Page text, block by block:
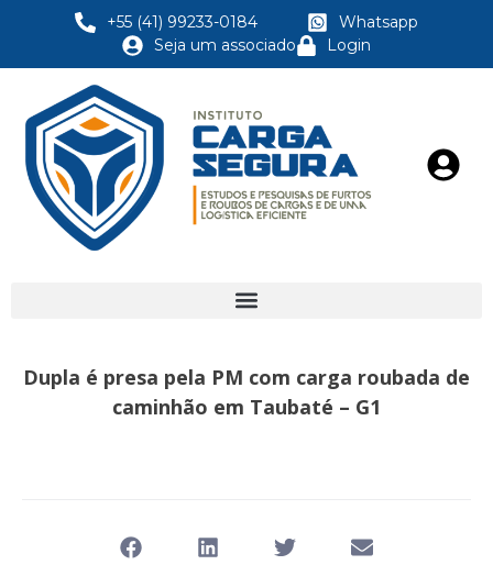
+55 (41) 99233-0184
Whatsapp
Seja um associado
Login
Dupla é presa pela PM com carga roubada de
caminhão em Taubaté – G1